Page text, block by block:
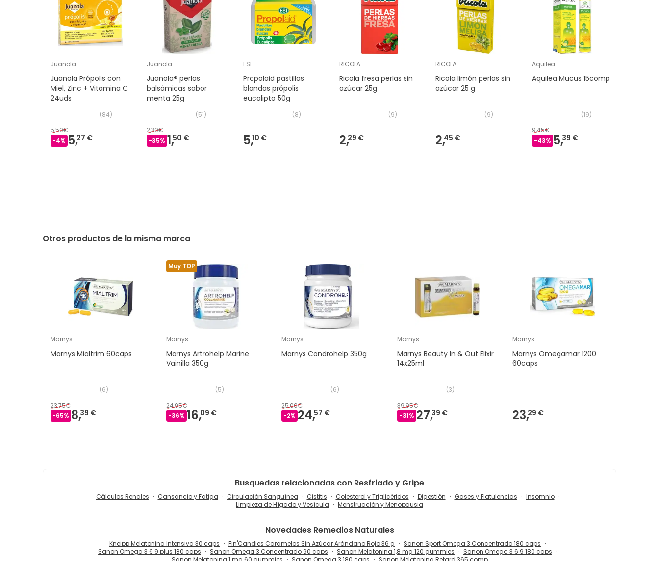
Juanola
Juanola Própolis con
Miel, Zinc + Vitamina C
24uds
(84)
5,50€
-4% 5,27 €
Juanola
Juanola® perlas
balsámicas sabor
menta 25g
(51)
2,30€
-35% 1,50 €
ESI
Propolaid pastillas
blandas própolis
eucalipto 50g
(8)
5,10 €
RICOLA
Ricola fresa perlas sin
azúcar 25g
(9)
2,29 €
RICOLA
Ricola limón perlas sin
azúcar 25 g
(9)
2,45 €
Aquilea
Aquilea Mucus 15comp
(19)
9,45€
-43% 5,39 €
Otros productos de la misma marca
Marnys
Marnys Mialtrim 60caps
(6)
23,75€
-65% 8,39 €
Muy TOP
Marnys
Marnys Artrohelp Marine
Vainilla 350g
(5)
24,95€
-36% 16,09 €
Marnys
Marnys Condrohelp 350g
(6)
25,00€
-2% 24,57 €
Marnys
Marnys Beauty In & Out Elixir
14x25ml
(3)
39,95€
-31% 27,39 €
Marnys
Marnys Omegamar 1200
60caps
23,29 €
Busquedas relacionadas con Resfriado y Gripe
Cálculos Renales Cansancio y Fatiga Circulación Sanguínea Cistitis Colesterol y Triglicéridos Digestión Gases y Flatulencias
Insomnio
Limpieza de Hígado y Vesícula
Menstruación y Menopausia
Novedades Remedios Naturales
Kneipp Melatonina Intensiva 30 caps Fin'Candies Caramelos Sin Azúcar Arándano Rojo 36 g
Sanon Sport Omega 3 Concentrado 180 caps
Sanon Omega 3 6 9 plus 180 caps
Sanon Omega 3 Concentrado 90 caps Sanon Melatonina 1,8 mg 120 gummies
Sanon Omega 3 6 9 180 caps